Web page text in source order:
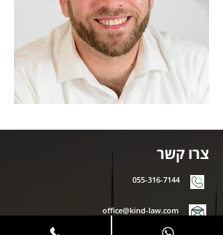
צרו קשר
055-316-7144
office@kind-law.com